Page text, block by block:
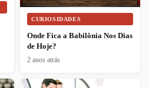
CURIOSIDADES
Onde Fica a Babilônia Nos Dias
de Hoje?
2 anos atrás